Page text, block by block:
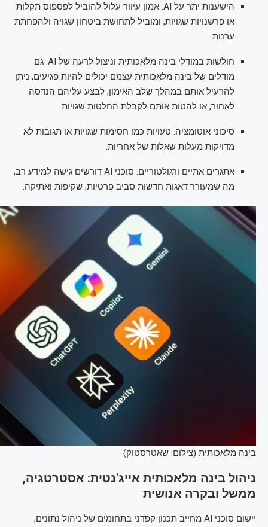
הישענות יתר על AI: אמון עיוור עלול להוביל לפספוס תקלות
או פרשנויות שגויות, ומוביל לתחושת ביטחון שגויה ולהפחתת
ערנות.
חולשות במודלי בינה מלאכותית וניצול לרעה של AI: גם
מודלים של בינה מלאכותית עצמם יכולים להיות פגיעים, ניתן
להרעיל אותם במהלך שלב האימון, לבצע עליהם הנדסה
לאחור, או להטות אותם לקבלת החלטות שגויות.
סיכוני אוטומציה: טעויות כמו חסימות שגויות או תגובות לא
מדויקות מעלות שאלות של אחריות.
אתגרים אתיים ורגולטוריים: סוכני AI דורשים גישה למידע רב,
מה שמעורר דאגות חדשות סביב פרטיות, שקיפות ואתיקה.
בינה מלאכותית (צילום: שאטרסטוק)
ניהול בינה מלאכותית אייג'נטית: אסטרטגיה,
ממשל ובקרה אנושית
יישום סוכני AI מחייב תכנון קפדני בתחומים של ניהול נתונים,